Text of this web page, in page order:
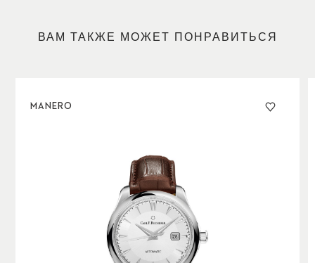
одного взгляда на циферблат. Образец сдержанной
ВАМ ТАКЖЕ МОЖЕТ ПОНРАВИТЬСЯ
MANERO